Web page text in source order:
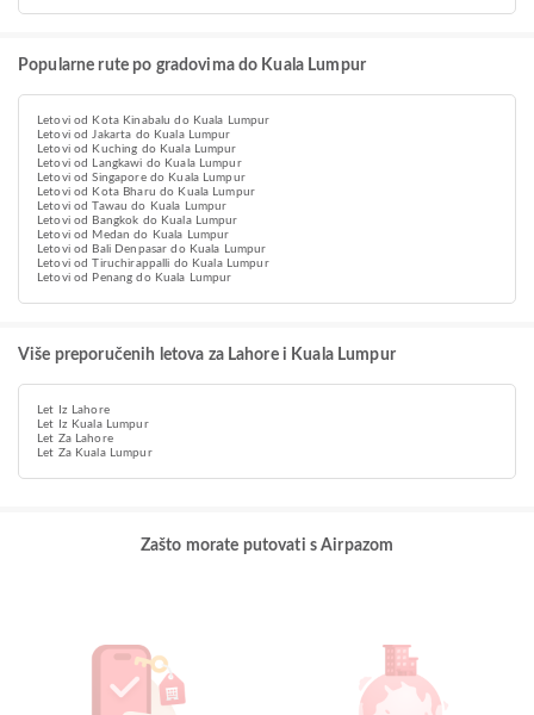
Popularne rute po gradovima do Kuala Lumpur
Letovi od Kota Kinabalu do Kuala Lumpur
Letovi od Jakarta do Kuala Lumpur
Letovi od Kuching do Kuala Lumpur
Letovi od Langkawi do Kuala Lumpur
Letovi od Singapore do Kuala Lumpur
Letovi od Kota Bharu do Kuala Lumpur
Letovi od Tawau do Kuala Lumpur
Letovi od Bangkok do Kuala Lumpur
Letovi od Medan do Kuala Lumpur
Letovi od Bali Denpasar do Kuala Lumpur
Letovi od Tiruchirappalli do Kuala Lumpur
Letovi od Penang do Kuala Lumpur
Više preporučenih letova za Lahore i Kuala Lumpur
Let Iz Lahore
Let Iz Kuala Lumpur
Let Za Lahore
Let Za Kuala Lumpur
Zašto morate putovati s Airpazom